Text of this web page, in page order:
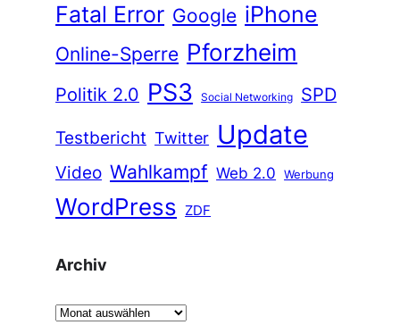
Fatal Error Google iPhone
Online-Sperre Pforzheim
Politik 2.0 PS3 Social Networking
SPD
Testbericht Twitter Update
Video Wahlkampf Web 2.0 Werbung
WordPress ZDF
Archiv
A